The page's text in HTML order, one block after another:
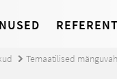
Temaatilised